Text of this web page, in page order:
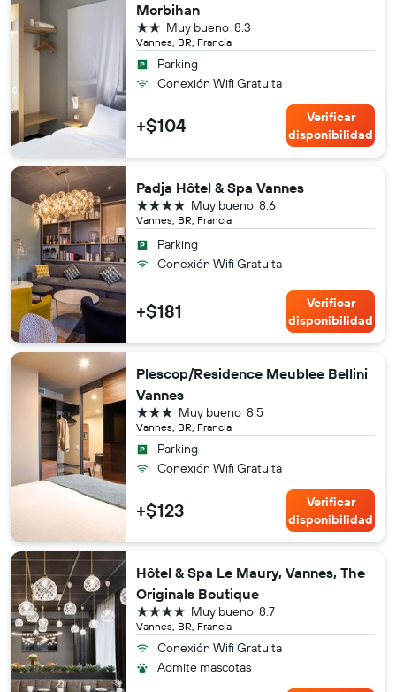
Morbihan
Vannes, BR, Francia
8.3
Muy bueno
2 estrellas
Parking
Conexión Wifi Gratuita
+$104
Verificar
disponibilidad
Padja Hôtel & Spa Vannes
Vannes, BR, Francia
8.6
Muy bueno
4 estrellas
Parking
Conexión Wifi Gratuita
+$181
Verificar
disponibilidad
Plescop/Residence Meublee Bellini
Vannes
Vannes, BR, Francia
8.5
Muy bueno
3 estrellas
Parking
Conexión Wifi Gratuita
+$123
Verificar
disponibilidad
Hôtel & Spa Le Maury, Vannes, The
Originals Boutique
Vannes, BR, Francia
8.7
Muy bueno
4 estrellas
Conexión Wifi Gratuita
Admite mascotas